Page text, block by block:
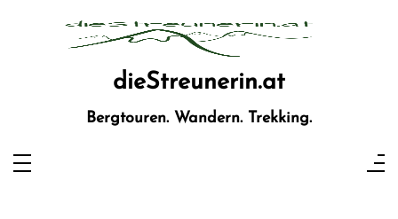
dieStreunerin.at
Bergtouren. Wandern. Trekking.